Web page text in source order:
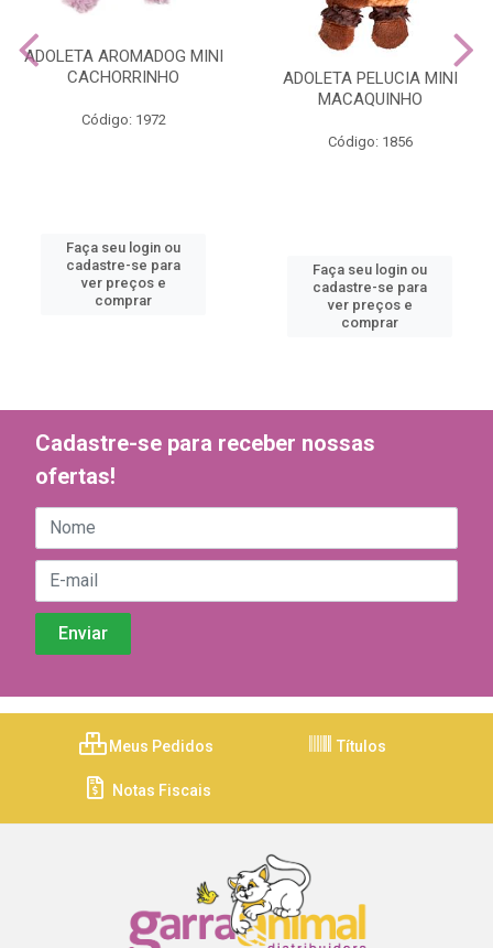
ADOLETA AROMADOG MINI
CACHORRINHO
Código: 1972
Faça seu login ou
cadastre-se para
ver preços e
comprar
ADOLETA PELUCIA MINI
MACAQUINHO
Código: 1856
Faça seu login ou
cadastre-se para
ver preços e
comprar
Cadastre-se para receber nossas
ofertas!
Meus Pedidos Títulos
Notas Fiscais